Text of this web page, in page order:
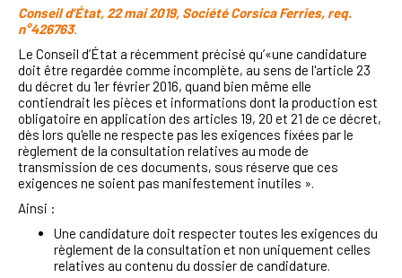
Conseil d’État, 22 mai 2019, Société Corsica Ferries, req.
n°426763.
Le Conseil d’État a récemment précisé qu’«une candidature
doit être regardée comme incomplète, au sens de l'article 23
du décret du 1er février 2016, quand bien même elle
contiendrait les pièces et informations dont la production est
obligatoire en application des articles 19, 20 et 21 de ce décret,
dès lors qu'elle ne respecte pas les exigences fixées par le
règlement de la consultation relatives au mode de
transmission de ces documents, sous réserve que ces
exigences ne soient pas manifestement inutiles ».
Ainsi :
Une candidature doit respecter toutes les exigences du
règlement de la consultation et non uniquement celles
relatives au contenu du dossier de candidature.